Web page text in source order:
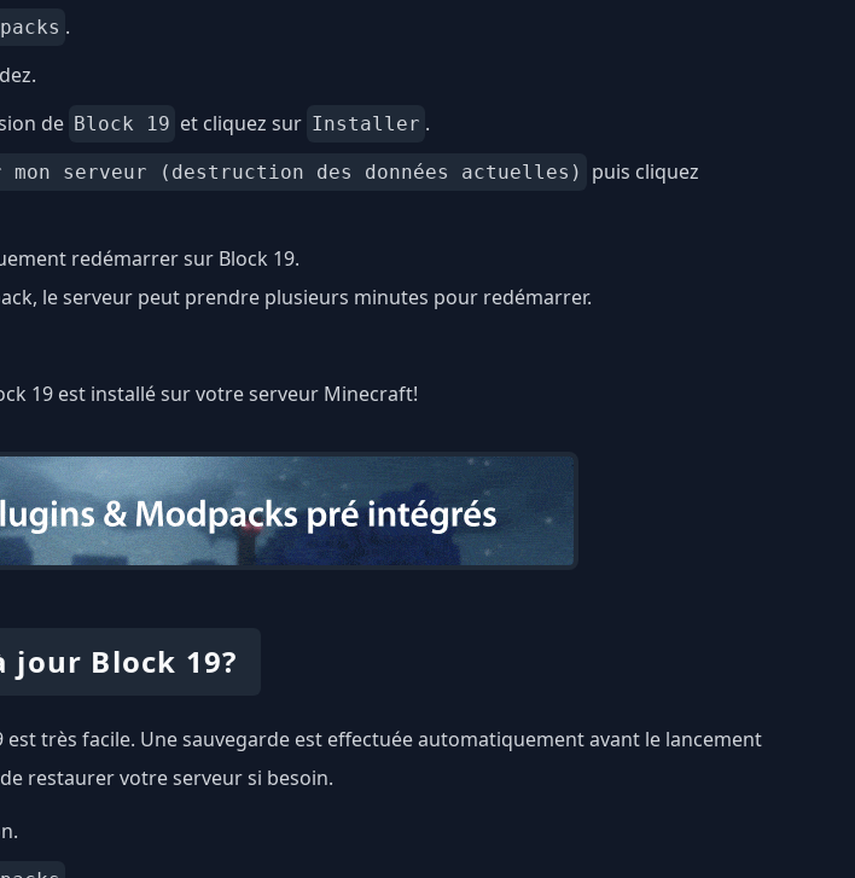
.
de Block 19 et cliquez sur Installer .
serveur (destruction des données actuelles)
puis cliquez
redémarrer sur Block 19.
le serveur peut prendre plusieurs minutes pour redémarrer.
19 est installé sur votre serveur Minecraft!
jour Block 19?
est très facile. Une sauvegarde est effectuée automatiquement avant le lancement
restaurer votre serveur si besoin.